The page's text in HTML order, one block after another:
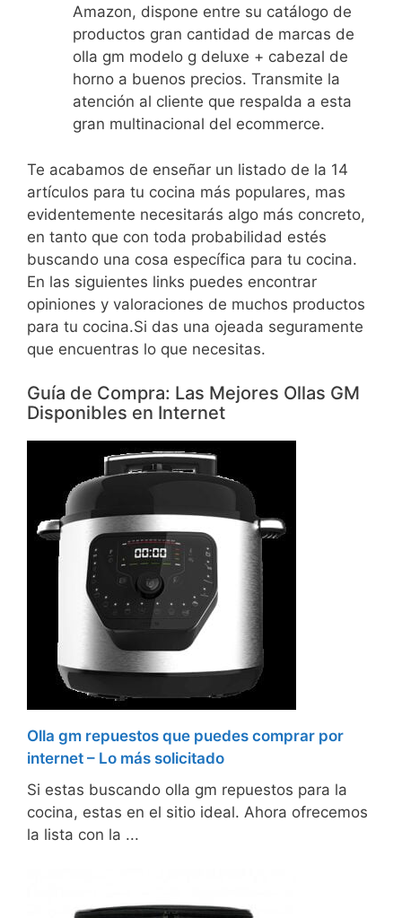
Amazon, dispone entre su catálogo de
productos gran cantidad de marcas de
olla gm modelo g deluxe + cabezal de
horno a buenos precios. Transmite la
atención al cliente que respalda a esta
gran multinacional del ecommerce.
Te acabamos de enseñar un listado de la 14
artículos para tu cocina más populares, mas
evidentemente necesitarás algo más concreto,
en tanto que con toda probabilidad estés
buscando una cosa específica para tu cocina.
En las siguientes links puedes encontrar
opiniones y valoraciones de muchos productos
para tu cocina.Si das una ojeada seguramente
que encuentras lo que necesitas.
Guía de Compra: Las Mejores Ollas GM
Disponibles en Internet
Olla gm repuestos que puedes comprar por
internet – Lo más solicitado
Si estas buscando olla gm repuestos para la
cocina, estas en el sitio ideal. Ahora ofrecemos
la lista con la ...